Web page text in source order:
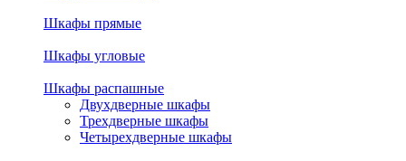
Шкафы прямые
Шкафы угловые
Шкафы распашные
Двухдверные шкафы
Трехдверные шкафы
Четырехдверные шкафы